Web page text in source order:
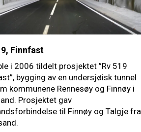
Finnfast
i 2006 tildelt prosjektet ”Rv 519
bygging av en undersjøisk tunnel
kommunene Rennesøy og Finnøy i
Prosjektet gav
til Finnøy og Talgje fra